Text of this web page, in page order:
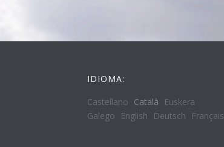
IDIOMA:
Castellano Català
Euskera
Galego
English Deutsch Français